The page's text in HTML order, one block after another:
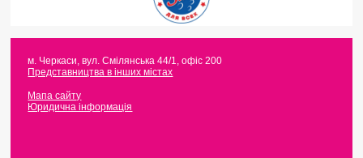
м. Черкаси,вул. Смілянська 44/1, офіс 200
Представництва в інших містах
Мапа сайту
Юридична інформація